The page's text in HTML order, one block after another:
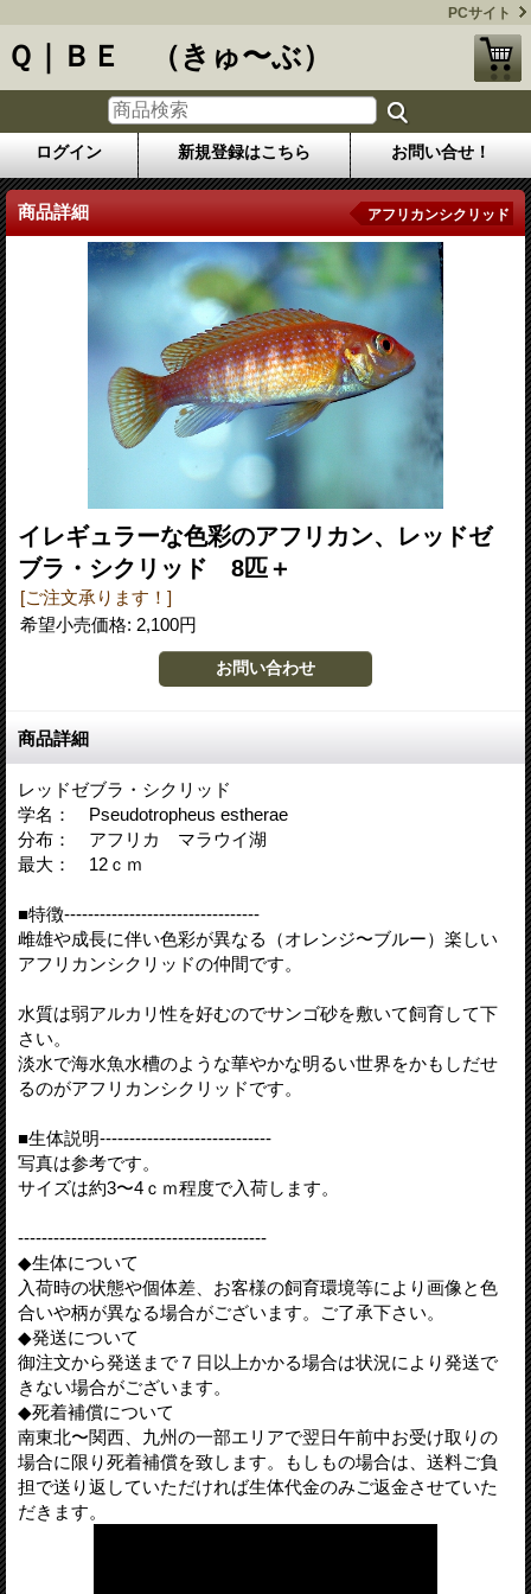
PCサイト
Ｑ｜ＢＥ （きゅ〜ぶ）
ログイン 新規登録はこちら お問い合せ！
商品詳細 アフリカンシクリッド
イレギュラーな色彩のアフリカン、レッドゼ
ブラ・シクリッド 8匹＋
[ご注文承ります！]
希望小売価格: 2,100円
商品詳細
レッドゼブラ・シクリッド
学名： Pseudotropheus estherae
分布： アフリカ マラウイ湖
最大： 12ｃｍ
■特徴---------------------------------
雌雄や成長に伴い色彩が異なる（オレンジ〜ブルー）楽しい
アフリカンシクリッドの仲間です。
水質は弱アルカリ性を好むのでサンゴ砂を敷いて飼育して下
さい。
淡水で海水魚水槽のような華やかな明るい世界をかもしだせ
るのがアフリカンシクリッドです。
■生体説明-----------------------------
写真は参考です。
サイズは約3〜4ｃｍ程度で入荷します。
------------------------------------------
◆生体について
入荷時の状態や個体差、お客様の飼育環境等により画像と色
合いや柄が異なる場合がございます。ご了承下さい。
◆発送について
御注文から発送まで７日以上かかる場合は状況により発送で
きない場合がございます。
◆死着補償について
南東北〜関西、九州の一部エリアで翌日午前中お受け取りの
場合に限り死着補償を致します。もしもの場合は、送料ご負
担で送り返していただければ生体代金のみご返金させていた
だきます。